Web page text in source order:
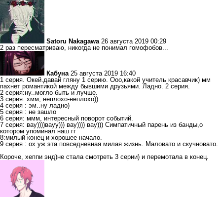
Satoru Nakagawa 26 августа 2019 00:29
2 раз пересматриваю, никогда не понимал гомофобов...
Кабуна 25 августа 2019 16:40
1 серия. Окей.давай гляну 1 серию. Ооо,какой учитель красавчик) мм
пахнет романтикой между бывшими друзьями. Ладно. 2 серия.
2 серия:ну..могло быть и лучше.
3 серия: хмм, неплохо-неплохо))
4 серия : эм..ну ладно)
5 серия : не зашло
6 серия: ммм, интересный поворот событий.
7 серия: вау))))вауу))) вау)))) вау))) Симпатичный парень из банды,о
котором упоминал наш гг
8:милый конец и хорошее начало.
9 серия : ох уж эта повседневная милая жизнь. Маловато и скучновато.
Короче, хеппи энд)не стала смотреть 3 серии) и перемотала в конец.